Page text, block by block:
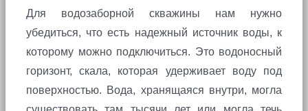
Для водозаборной скважины нам нужно
убедиться, что есть надежный источник воды, к
которому можно подключиться. Это водоносный
горизонт, скала, которая удерживает воду под
поверхностью. Вода, хранящаяся внутри, могла